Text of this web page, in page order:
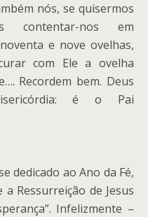
nós, se quisermos
contentar-nos em
e nove ovelhas,
com Ele a ovelha
Recordem bem. Deus
é o Pai
dedicado ao Ano da Fé,
Ressurreição de Jesus
Infelizmente –